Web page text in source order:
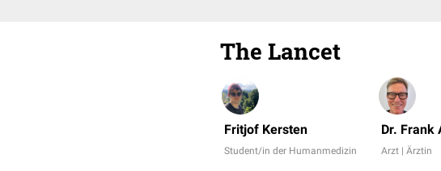
The Lancet
Fritjof Kersten
Student/in der Humanmedizin
Dr. Frank
Arzt | Ärztin